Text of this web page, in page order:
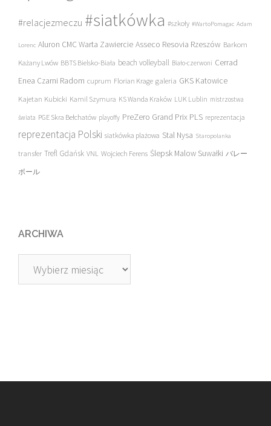
#relacjezmeczu #siatkówka #szkoły #WartoPomagac Adam
Lorenc Aluron CMC Warta Zawiercie Asseco Resovia Rzeszów Barkom
Każany Lwów BBTS Bielsko-Biała beach volleyball Biało-czerwoni Cerrad
Enea Czarni Radom cuprum Florian Krage galeria GKS Katowice
Kajetan Kubicki Kamil Szymura KS Wanda Kraków LUK Lublin mistrzostwa
świata PGE Skra Bełchatów playoffy PreZero Grand Prix PLS reprezentacja
reprezentacja Polski siatkówka plażowa Stal Nysa Staropolanka
transfer Trefl Gdańsk VNL Wojciech Ferens Ślepsk Malow Suwałki バレー
ボール
ARCHIWA
Archiwa